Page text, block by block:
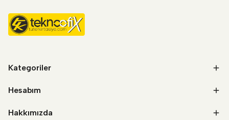
Kategoriler
Hesabım
Hakkımızda